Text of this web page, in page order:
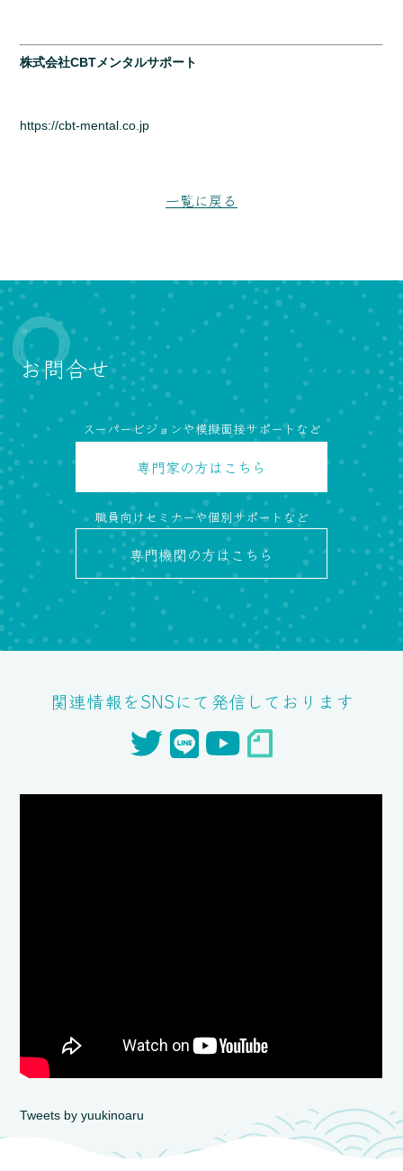
株式会社CBTメンタルサポート
https://cbt-mental.co.jp
一覧に戻る
お問合せ
スーパービジョンや模擬面接サポートなど
専門家の方はこちら
職員向けセミナーや個別サポートなど
専門機関の方はこちら
関連情報をSNSにて発信しております
Tweets by yuukinoaru